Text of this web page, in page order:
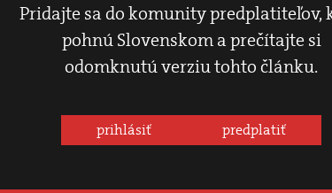
Pridajte sa do komunity predplatiteľov,
pohnú Slovenskom a prečítajte si
odomknutú verziu tohto článku.
prihlásiť predplatiť